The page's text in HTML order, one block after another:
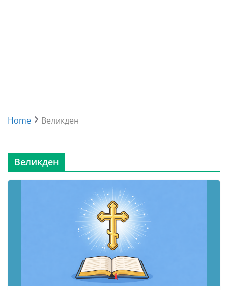
Home Великден
Великден